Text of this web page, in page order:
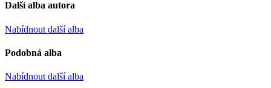
Další alba autora
Nabídnout další alba
Podobná alba
Nabídnout další alba